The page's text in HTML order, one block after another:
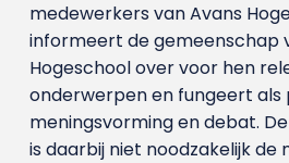
medewerkers van Avans
informeert de gemeenschap
Hogeschool over voor hen
onderwerpen en fungeert als
meningsvorming en debat.
is daarbij niet noodzakelijk de